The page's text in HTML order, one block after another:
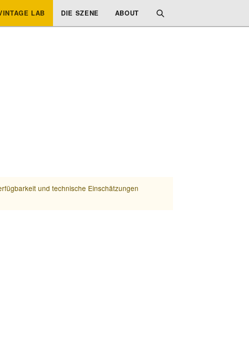
LAB DIE SZENE ABOUT
und technische Einschätzungen